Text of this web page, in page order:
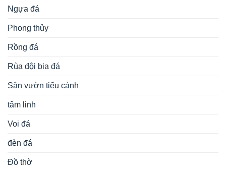
Ngựa đá
Phong thủy
Rồng đá
Rùa đội bia đá
Sân vườn tiểu cảnh
tâm linh
Voi đá
đèn đá
Đồ thờ